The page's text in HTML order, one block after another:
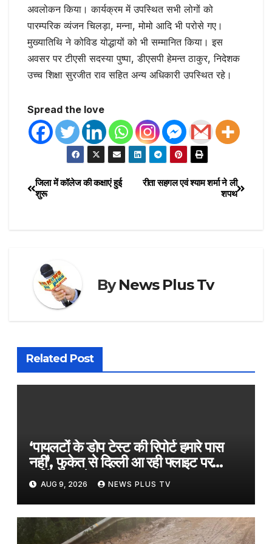
अवलोकन किया। कार्यक्रम में उपस्थित सभी लोगों को
पारम्परिक व्यंजन चिलड़ा, मन्ना, मोमो आदि भी परोसे गए।
मुख्यातिथि ने कोविड योद्धायों को भी सम्मानित किया। इस
अवसर पर टीएसी सदस्या पुष्पा, डीएसपी हेमन्त ठाकुर, निदेशक
उच्च शिक्षा सुरजीत राव सहित अन्य अधिकारी उपस्थित रहे।
Spread the love
रीता सहगल एवं श्याम शर्मा ने ली
शपथ
जिला में कॉलेज की कक्षाएं हुई
शुरू
ByNews Plus Tv
Related Post
‘पायलटों के डोप टेस्ट की रिपोर्ट हमारे पास
नहीं’, फुकेत से दिल्ली आ रही फ्लाइट पर
टर्बुलेंस मामले पर Air India​on August
9, 2026 at 7:41 am
AUG 9, 2026 NEWS PLUS TV